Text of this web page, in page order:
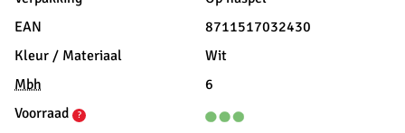
EAN
8711517032430
Kleur / Materiaal
Wit
Mbh
6
Voorraad
?